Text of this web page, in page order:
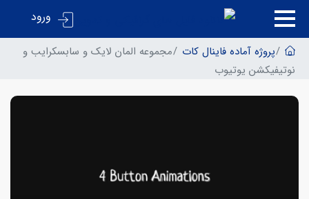
ورود
پروژه آماده فاینال کات
مجموعه المان لایک و سابسکرایب و
نوتیفیکشن یوتیوب